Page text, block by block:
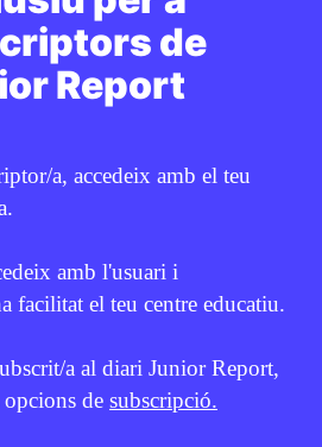
de
Report
a, accedeix amb el teu
amb l'usuari i
facilitat el teu centre educatiu.
a al diari Junior Report,
opcions de subscripció.
1R CICLE ESO
2N CICLE ESO